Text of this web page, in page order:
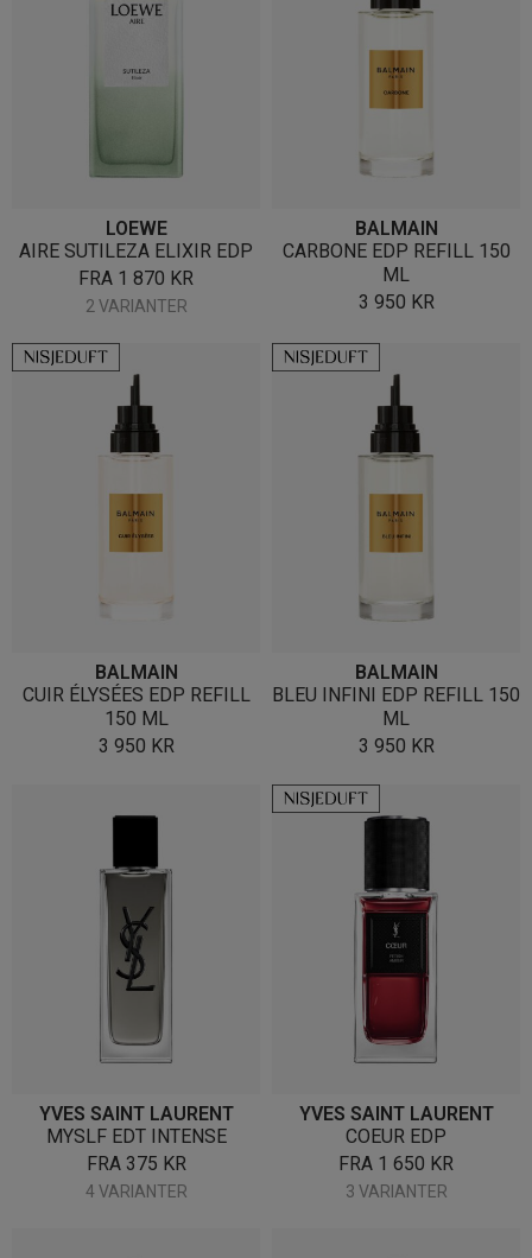
LOEWE
AIRE SUTILEZA ELIXIR EDP
FRA 1 870 KR
2 VARIANTER
BALMAIN
CARBONE EDP REFILL 150
ML
3 950 KR
BALMAIN
CUIR ÉLYSÉES EDP REFILL
150 ML
3 950 KR
BALMAIN
BLEU INFINI EDP REFILL 150
ML
3 950 KR
YVES SAINT LAURENT
MYSLF EDT INTENSE
FRA 375 KR
4 VARIANTER
YVES SAINT LAURENT
COEUR EDP
FRA 1 650 KR
3 VARIANTER